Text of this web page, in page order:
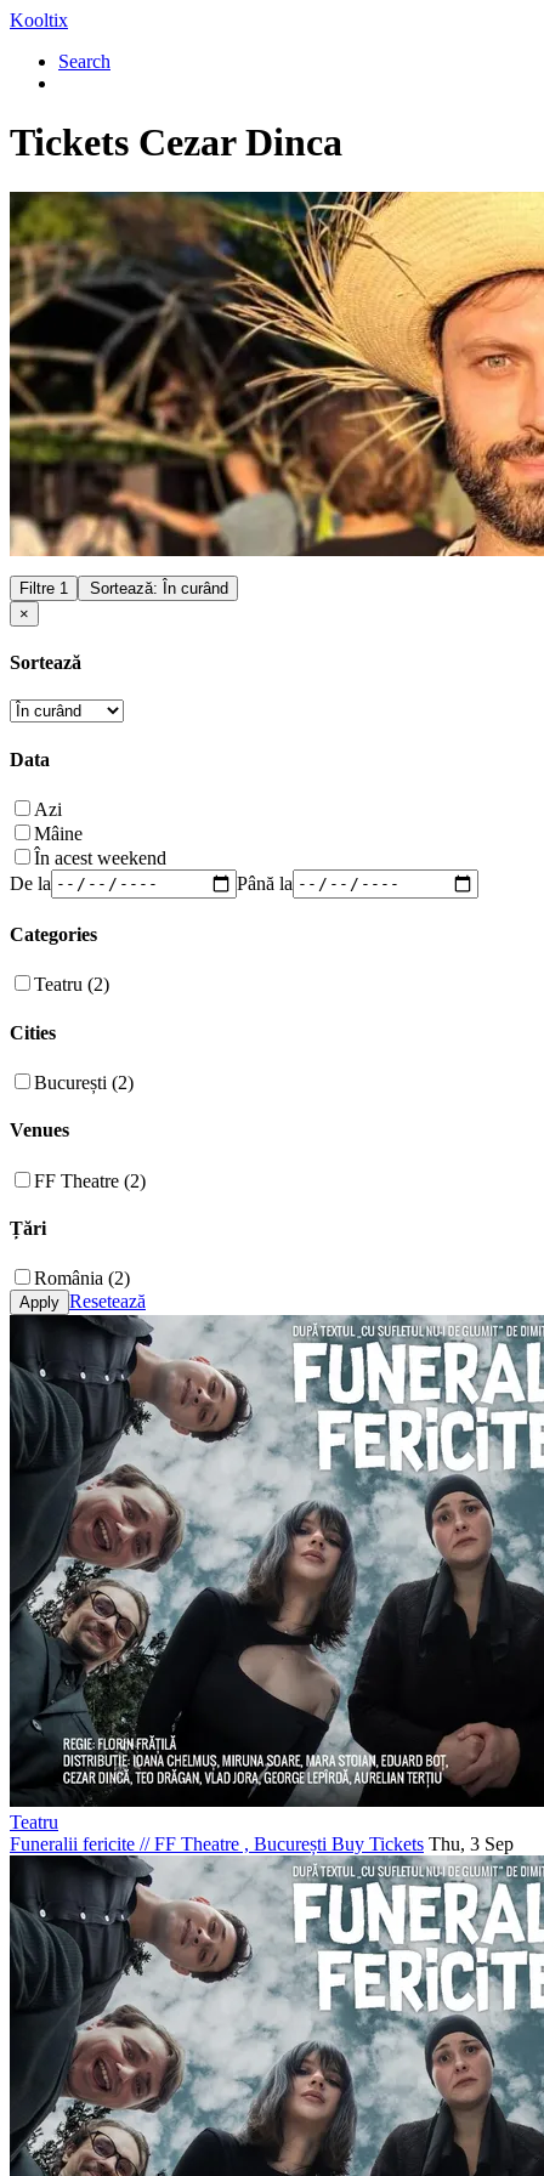
Kooltix
Search
Tickets Cezar Dinca
Filtre 1
Sortează: În curând
×
Sortează
Data
Azi
Mâine
În acest weekend
De la
Până la
Categories
Teatru (2)
Cities
București (2)
Venues
FF Theatre (2)
Țări
România (2)
Resetează
Teatru
Funeralii fericite //FF Theatre , București Buy Tickets Thu, 3 Sep